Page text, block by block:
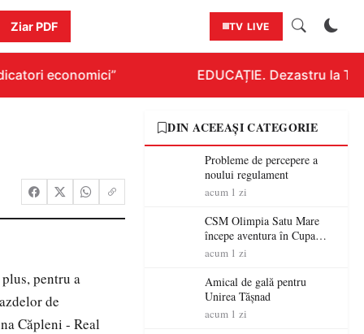
Ziar PDF TV LIVE
economici” EDUCAȚIE. Dezastru la
pentru a
de
Căpleni - Real
DIN ACEEAȘI CATEGORIE
Probleme de percepere a
noului regulament
acum 1 zi
CSM Olimpia Satu Mare
începe aventura în Cupa
României la Baia Mare
acum 1 zi
Amical de gală pentru
Unirea Tășnad
acum 1 zi